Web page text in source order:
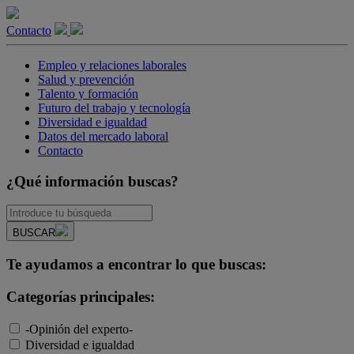
Contacto
Empleo y relaciones laborales
Salud y prevención
Talento y formación
Futuro del trabajo y tecnología
Diversidad e igualdad
Datos del mercado laboral
Contacto
¿Qué información buscas?
BUSCAR
Te ayudamos a encontrar lo que buscas:
Categorías principales:
-Opinión del experto-
Diversidad e igualdad